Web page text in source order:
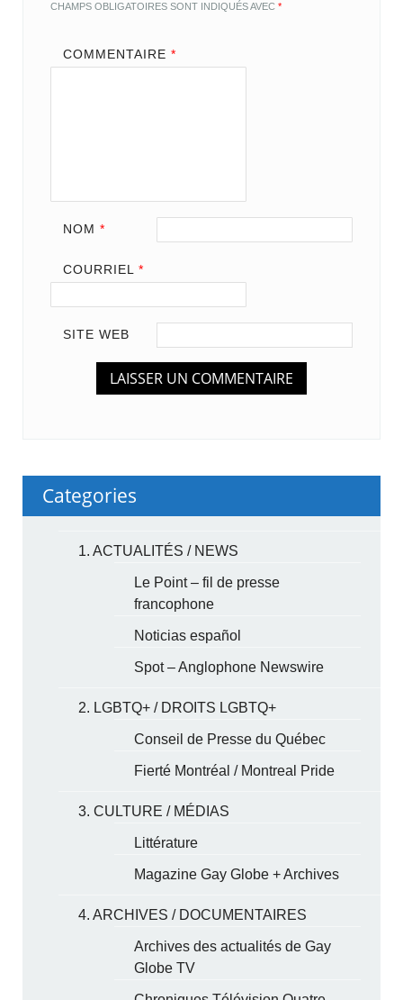
CHAMPS OBLIGATOIRES SONT INDIQUÉS AVEC*
COMMENTAIRE *
NOM *
COURRIEL *
SITE WEB
Categories
1. ACTUALITÉS / NEWS
Le Point – fil de presse
francophone
Noticias español
Spot – Anglophone Newswire
2. LGBTQ+ / DROITS LGBTQ+
Conseil de Presse du Québec
Fierté Montréal / Montreal Pride
3. CULTURE / MÉDIAS
Littérature
Magazine Gay Globe + Archives
4. ARCHIVES / DOCUMENTAIRES
Archives des actualités de Gay
Globe TV